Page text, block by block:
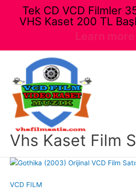
Vhs Kaset Film
VCD FILM
Tek CD VCD Filmler
VHS Kaset 200 TL
Learn more